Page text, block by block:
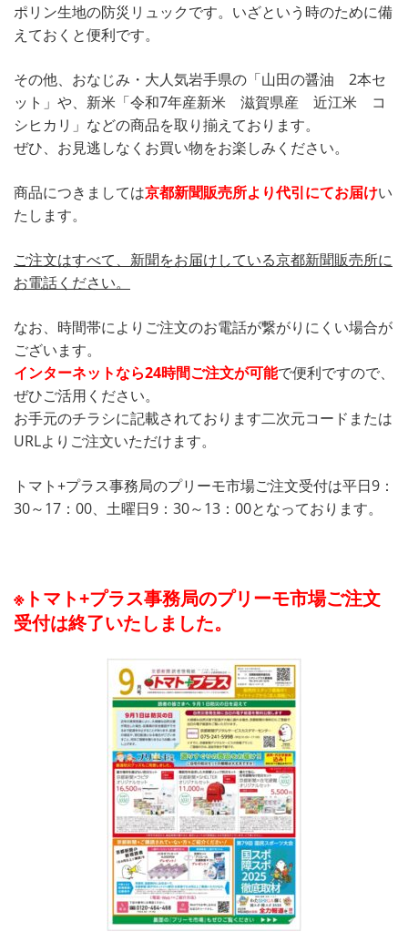
ポリン生地の防災リュックです。いざという時のために備
えておくと便利です。
その他、おなじみ・大人気岩手県の「山田の醤油 2本セ
ット」や、新米「令和7年産新米 滋賀県産 近江米 コ
シヒカリ」などの商品を取り揃えております。
ぜひ、お見逃しなくお買い物をお楽しみください。
商品につきましては京都新聞販売所より代引にてお届けい
たします。
ご注文はすべて、新聞をお届けしている京都新聞販売所に
お電話ください。
なお、時間帯によりご注文のお電話が繋がりにくい場合が
ございます。
インターネットなら24時間ご注文が可能で便利ですので、
ぜひご活用ください。
お手元のチラシに記載されております二次元コードまたは
URLよりご注文いただけます。
トマト+プラス事務局のプリーモ市場ご注文受付は平日9：
30～17：00、土曜日9：30～13：00となっております。
※トマト+プラス事務局のプリーモ市場ご注文
受付は終了いたしました。